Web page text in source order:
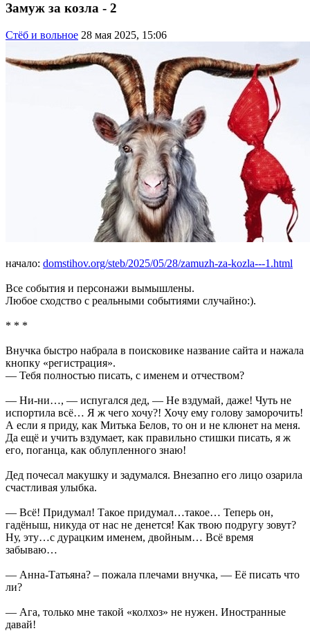
Замуж за козла - 2
Стёб и вольное 28 мая 2025, 15:06
начало: domstihov.org/steb/2025/05/28/zamuzh-za-kozla---1.html
Все события и персонажи вымышлены.
Любое сходство с реальными событиями случайно:).
* * *
Внучка быстро набрала в поисковике название сайта и нажала
кнопку «регистрация».
— Тебя полностью писать, с именем и отчеством?
— Ни-ни…, — испугался дед, — Не вздумай, даже! Чуть не
испортила всё… Я ж чего хочу?! Хочу ему голову заморочить!
А если я приду, как Митька Белов, то он и не клюнет на меня.
Да ещё и учить вздумает, как правильно стишки писать, я ж
его, поганца, как облупленного знаю!
Дед почесал макушку и задумался. Внезапно его лицо озарила
счастливая улыбка.
— Всё! Придумал! Такое придумал…такое… Теперь он,
гадёныш, никуда от нас не денется! Как твою подругу зовут?
Ну, эту…с дурацким именем, двойным… Всё время
забываю…
— Анна-Татьяна? – пожала плечами внучка, — Её писать что
ли?
— Ага, только мне такой «колхоз» не нужен. Иностранные
давай!